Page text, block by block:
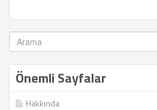
Önemli Sayfalar
Hakkında